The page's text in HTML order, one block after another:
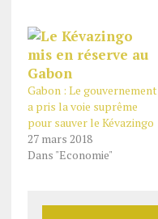
Gabon : Le gouvernement
a pris la voie suprême
pour sauver le Kévazingo
27 mars 2018
Dans "Economie"